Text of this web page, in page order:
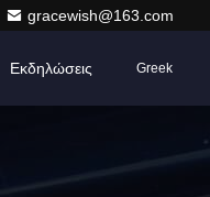
gracewish@163.com
Εκδηλώσεις Greek